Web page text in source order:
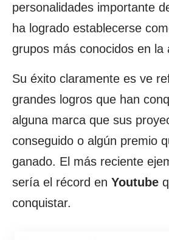
personalidades importante
ha logrado establecerse
grupos más conocidos en la
Su éxito claramente es ve
grandes logros que han
alguna marca que sus
conseguido o algún premio
ganado. El más reciente
sería el récord en Youtube
conquistar.